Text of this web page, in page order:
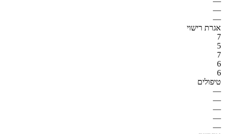
—
—
אגרת רישוי
7
5
7
6
6
טיפולים
—
—
—
—
—